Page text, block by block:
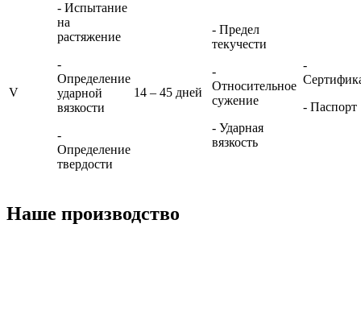
V
- Испытание
на
растяжение
-
Определение
ударной
вязкости
-
Определение
твердости
14 – 45 дней
- Предел
текучести
-
Относительное
сужение
- Ударная
вязкость
-
- Паспорт
Наше производство